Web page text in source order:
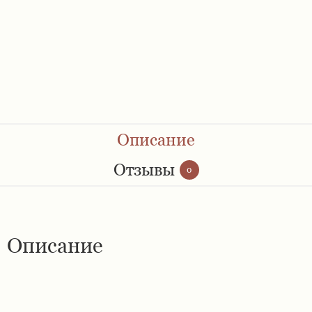
Ремешки 36 мм
Мужские ремешки
Описание
Отзывы
0
Описание